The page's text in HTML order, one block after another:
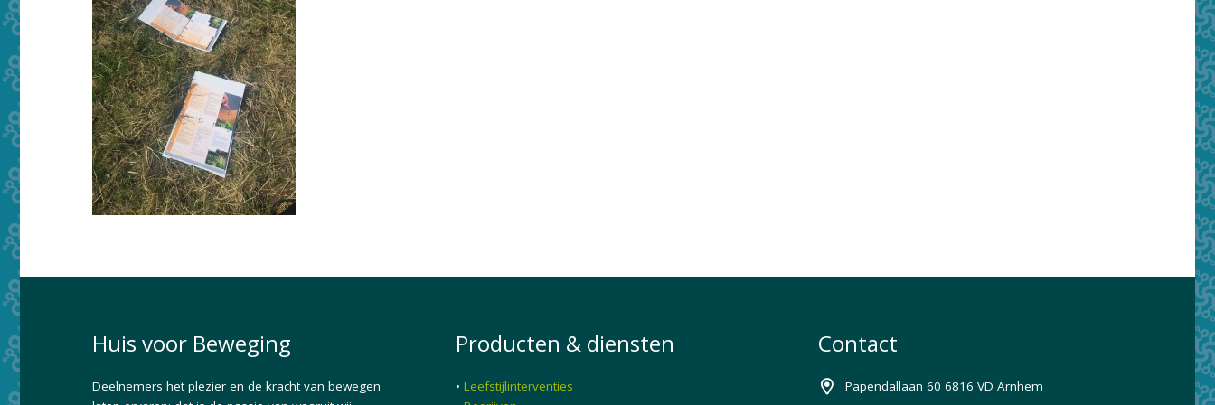
Huis voor Beweging
Deelnemers het plezier en de kracht van bewegen
Producten & diensten
• Leefstijlinterventies
Contact
Papendallaan 60 6816 VD Arnhem